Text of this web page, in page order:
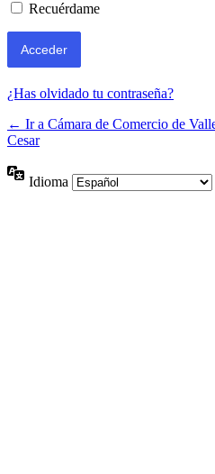
Recuérdame
¿Has olvidado tu contraseña?
← Ir a Cámara de Comercio de
Cesar
Idioma